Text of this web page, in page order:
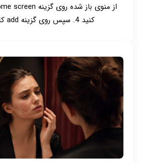
کنید 4. سپس روی گزینه add کلیک ک...